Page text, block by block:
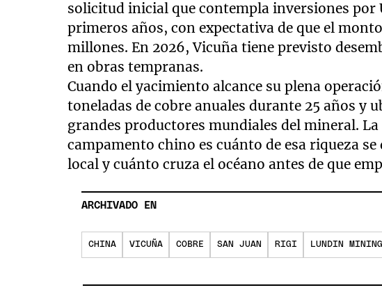
solicitud inicial que contempla inversiones por
primeros años, con expectativa de que el
millones. En 2026, Vicuña tiene previsto
en obras tempranas.
Cuando el yacimiento alcance su plena
toneladas de cobre anuales durante 25 años y
grandes productores mundiales del mineral. La
campamento chino es cuánto de esa riqueza
local y cuánto cruza el océano antes de que
ARCHIVADO EN
CHINA VICUÑA COBRE SAN JUAN RIGI LUNDIN MINING